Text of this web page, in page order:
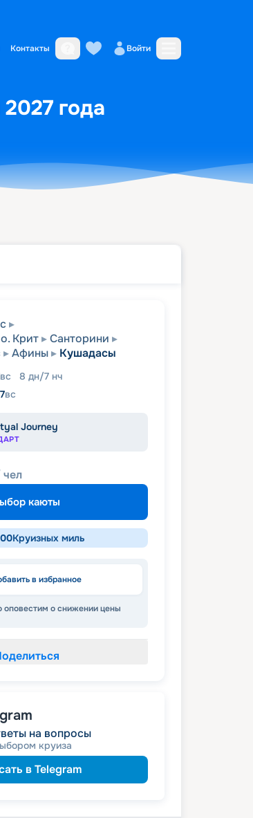
Контакты Войти
года
Крит
Санторини
Афины Кушадасы
вс 8 дн/7 нч
вс
Journey
чел
каюты
Круизных миль
в избранное
оповестим о снижении цены
на вопросы
круиза
в Telegram